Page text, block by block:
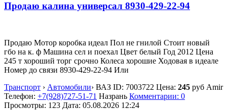
Продаю калина универсал 8930-429-22-94
Продаю Мотор коробка идеал Пол не гнилой Стоит новый
гбо на к. ф Машина сел и поехал Цвет белый Год 2012 Цена
245 т хороший торг срочно Колеса хорошие Ходовая в идеале
Номер до связи 8930-429-22-94 Или
Транспорт › Автомобили› ВАЗ ID: 7003722 Цена: 245 руб Amir
Телефон: +7(928)727-51-71 Назрань Комментарии: 0
Просмотры: 123 Дата: 05.08.2026 12:24